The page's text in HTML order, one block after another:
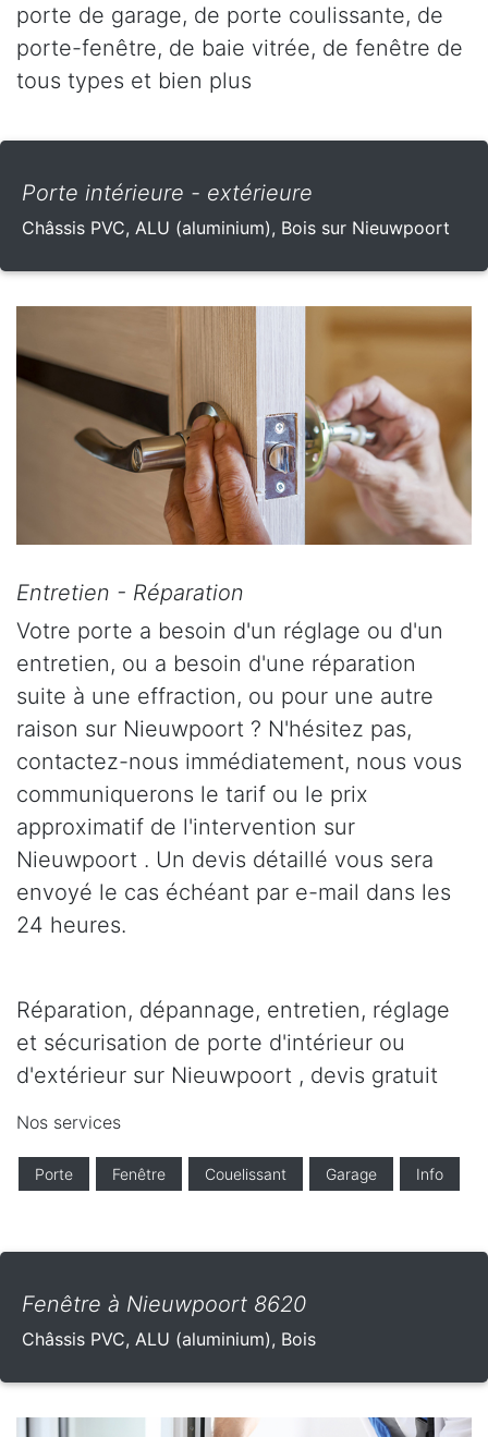
porte de garage, de porte coulissante, de
porte-fenêtre, de baie vitrée, de fenêtre de
tous types et bien plus
Porte intérieure - extérieure
Châssis PVC, ALU (aluminium), Bois sur Nieuwpoort
Entretien - Réparation
Votre porte a besoin d'un réglage ou d'un
entretien, ou a besoin d'une réparation
suite à une effraction, ou pour une autre
raison sur Nieuwpoort ? N'hésitez pas,
contactez-nous immédiatement, nous vous
communiquerons le tarif ou le prix
approximatif de l'intervention sur
Nieuwpoort . Un devis détaillé vous sera
envoyé le cas échéant par e-mail dans les
24 heures.
Réparation, dépannage, entretien, réglage
et sécurisation de porte d'intérieur ou
d'extérieur sur Nieuwpoort , devis gratuit
Nos services
Porte Fenêtre Couelissant Garage Info
Fenêtre à Nieuwpoort 8620
Châssis PVC, ALU (aluminium), Bois